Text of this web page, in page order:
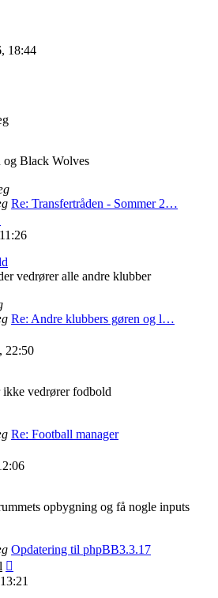
18:44
Black Wolves
Re: Transfertråden - Sommer 2…
det
indlæg
vedrører alle andre klubber
Re: Andre klubbers gøren og l…
22:50
vedrører fodbold
Re: Football manager
opbygning og få nogle inputs
Opdatering til phpBB3.3.17
det